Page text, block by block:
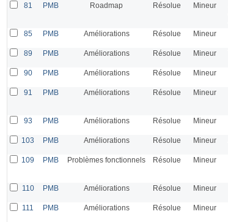
81 PMB Roadmap Résolue Mineur
85 PMB Améliorations Résolue Mineur
89 PMB Améliorations Résolue Mineur
90 PMB Améliorations Résolue Mineur
91 PMB Améliorations Résolue Mineur
93 PMB Améliorations Résolue Mineur
103 PMB Améliorations Résolue Mineur
109 PMB Problèmes fonctionnels Résolue Mineur
110 PMB Améliorations Résolue Mineur
111 PMB Améliorations Résolue Mineur